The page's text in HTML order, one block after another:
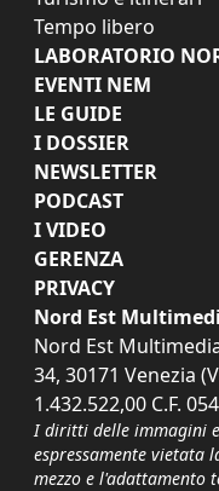
Tempo libero
LABORATORIO
EVENTI NEM
LE GUIDE
I DOSSIER
NEWSLETTER
PODCAST
I VIDEO
GERENZA
PRIVACY
Nord Est
Nord Est
34, 30171 Venezia
1.432.522,00 C.F.
I diritti delle immagini
espressamente vietata
mezzo e l'adattamento